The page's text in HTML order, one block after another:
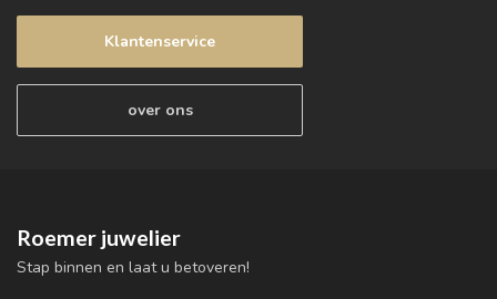
Klantenservice
over ons
Roemer juwelier
Stap binnen en laat u betoveren!